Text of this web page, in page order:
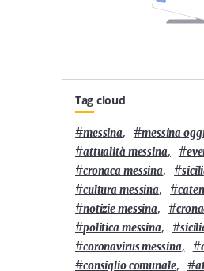
Tag cloud
#messina, #messina
#attualità messina, #
#cronaca messina, #
#cultura messina, #
#notizie messina, #
#politica messina, #
#coronavirus messina, #
#consiglio comunale, #